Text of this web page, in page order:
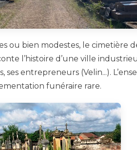
ou bien modestes, le cimetière
l’histoire d’une ville
ses entrepreneurs (Velin...).
funéraire rare.